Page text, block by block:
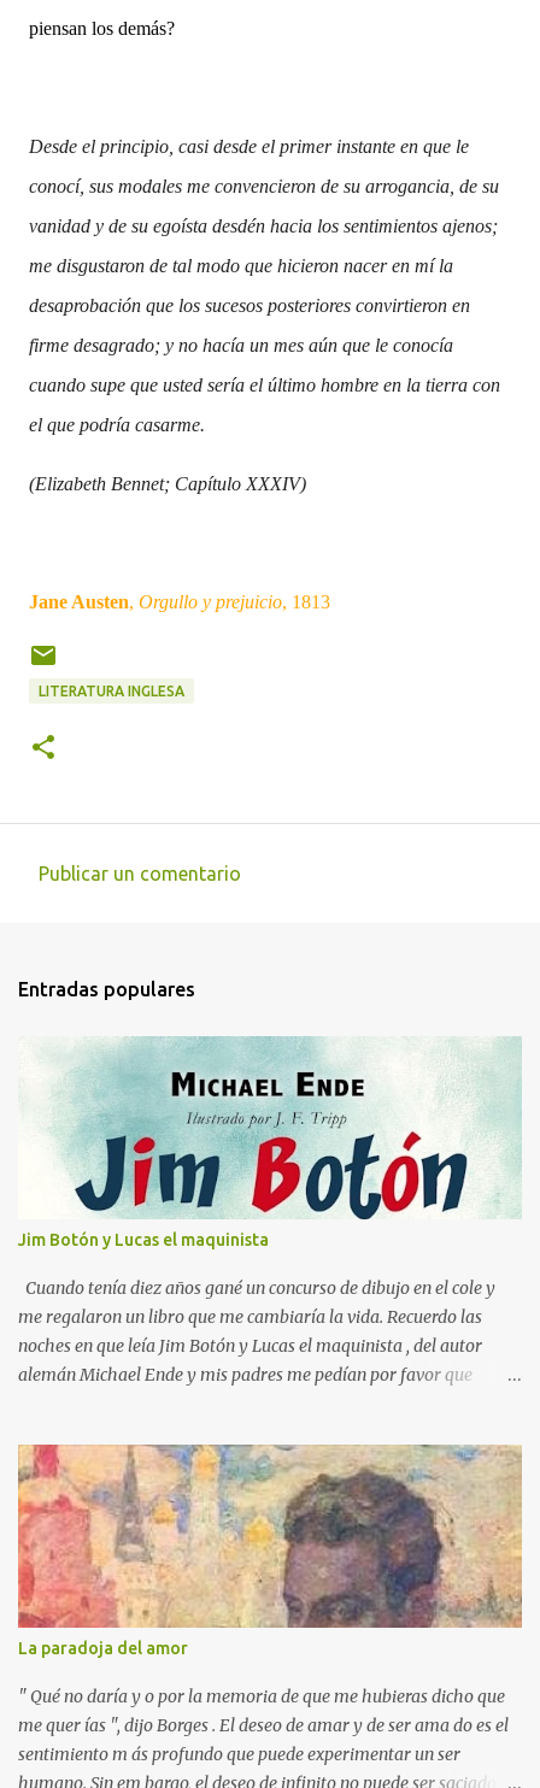
piensan los demás?
Desde el principio, casi desde el primer instante en que le
conocí, sus modales me convencieron de su arrogancia, de su
vanidad y de su egoísta desdén hacia los sentimientos ajenos;
me disgustaron de tal modo que hicieron nacer en mí la
desaprobación que los sucesos posteriores convirtieron en
firme desagrado; y no hacía un mes aún que le conocía
cuando supe que usted sería el último hombre en la tierra con
el que podría casarme.
(Elizabeth Bennet; Capítulo XXXIV)
Jane Austen, Orgullo y prejuicio, 1813
LITERATURA INGLESA
e
s
Publicar un comentario
Entradas populares
Jim Botón y Lucas el maquinista
Cuando tenía diez años gané un concurso de dibujo en el cole y
me regalaron un libro que me cambiaría la vida. Recuerdo las
noches en que leía Jim Botón y Lucas el maquinista , del autor
alemán Michael Ende y mis padres me pedían por favor que
Y no podía dejar a Jim Botón y su amigo Lucas a las puertas de la
Ciudad de los Dragones para rescatar a la Princesa china Li Si.
Ende es un maestro capaz de crear un universo de fantasía,
poblado por seres sorprendentes y lugares extraordinarios. Desde
el "gigante-aparente" Tur Tur hasta la extraña isla flotante, cada
página de esta gran novela está impregnada de una imaginación
desbordante. Además, la obra aborda temas universales como la
amistad, la justicia y la libertad. Por ejemplo, hay un momento en
que los bonzos chinos condenan a Jim y a Lucas por no tener
documentos (en una crítica social al p...
La paradoja del amor
" Qué no daría y o por la memoria de que me hubieras dicho que
me quer ías ", dijo Borges . El deseo de amar y de ser ama do es el
sentimiento m ás profundo que puede experimentar un ser
humano. Sin em bargo, el deseo de infinito no puede ser saciado